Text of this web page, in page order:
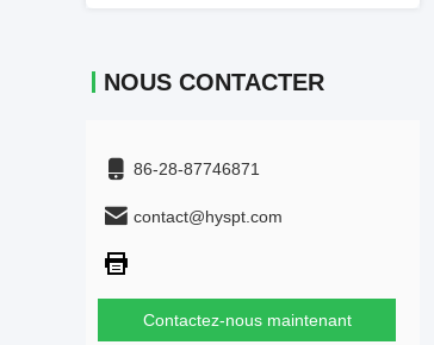
NOUS CONTACTER
86-28-87746871
contact@hyspt.com
Contactez-nous maintenant